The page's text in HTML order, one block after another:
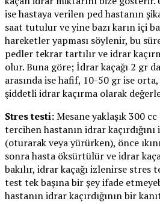
ise hastaya verilen ped hastanın
saat tutulur ve yine bazı karın içi
hareketler yapması söylenir, bu
pedler tekrar tartılır ve idrar
olur. Buna göre; İdrar kaçağı 2 gr
arasında ise hafif, 10-50 gr ise
şiddetli idrar kaçırma olarak
Stres testi:Mesane yaklaşık 300
tercihen hastanın idrar
(oturarak veya yürürken), önce
sonra hasta öksürtülür ve idrar
bakılır, idrar kaçağı izlenirse
test tek başına bir şey ifade
hastanın idrar kaçırdığının bir